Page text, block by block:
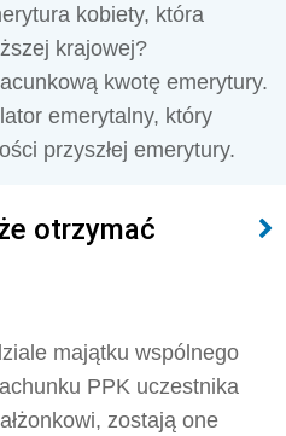
kobiety, która
krajowej?
kwotę emerytury.
emerytalny, który
przyszłej emerytury.
otrzymać
majątku wspólnego
PPK uczestnika
zostają one